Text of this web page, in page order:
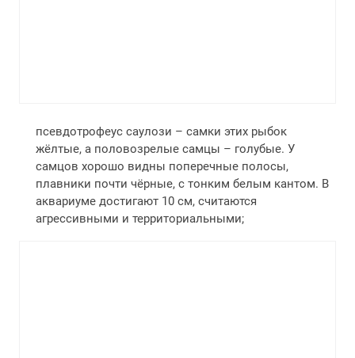
псевдотрофеус саулози – самки этих рыбок
жёлтые, а половозрелые самцы – голубые. У
самцов хорошо видны поперечные полосы,
плавники почти чёрные, с тонким белым кантом. В
аквариуме достигают 10 см, считаются
агрессивными и территориальными;